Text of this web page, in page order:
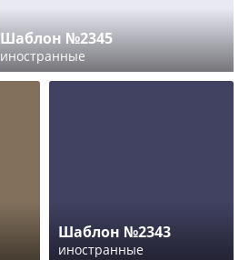
Шаблон №2345
иностранные
Шаблон №2343
иностранные